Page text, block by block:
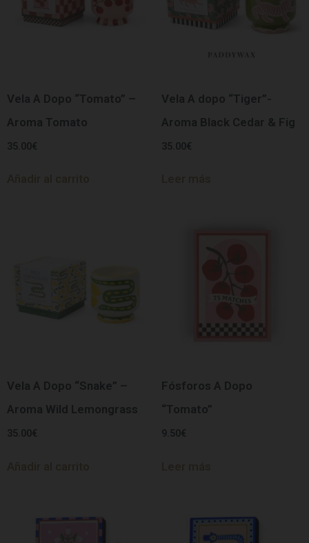
Vela A Dopo “Tomato” –
Aroma Tomato
35.00€
Vela A dopo “Tiger”-
Aroma Black Cedar & Fig
35.00€
Vela A Dopo “Snake” –
Aroma Wild Lemongrass
35.00 €
Fósforos A Dopo
“Tomato”
9.50 €